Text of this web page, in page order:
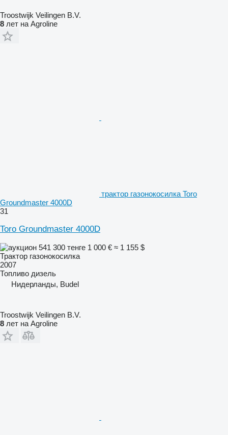
Troostwijk Veilingen B.V.
8 лет на Agroline
трактор газонокосилка Toro
Groundmaster 4000D
31
Toro Groundmaster 4000D
541 300 тенге 1 000 € ≈ 1 155 $
Трактор газонокосилка
2007
Топливо дизель
Нидерланды, Budel
Troostwijk Veilingen B.V.
8 лет на Agroline